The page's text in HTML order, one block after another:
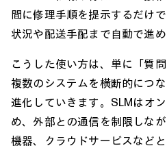
間に修理手順を提示するだけ
状況や配送手配まで自動で進め
こうした使い方は、単に「質
複数のシステムを横断的につ
進化していきます。SLMはオ
め、外部との通信を制限しな
機器、クラウドサービスなど